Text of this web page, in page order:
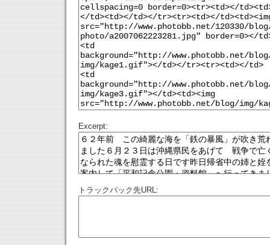
Excerpt:
トラックバック先URL: